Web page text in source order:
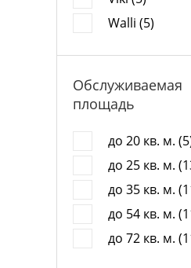
Walli (5)
Обслуживаемая
площадь
до 20 кв. м.
до 25 кв. м.
до 35 кв. м.
до 54 кв. м.
до 72 кв. м.